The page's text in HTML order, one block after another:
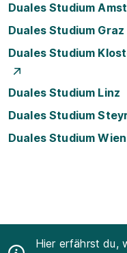
Duales Studium
Duales Studium Graz
Duales Studium
Duales Studium Linz
Duales Studium
Duales Studium Wien
Hier erfährst du,